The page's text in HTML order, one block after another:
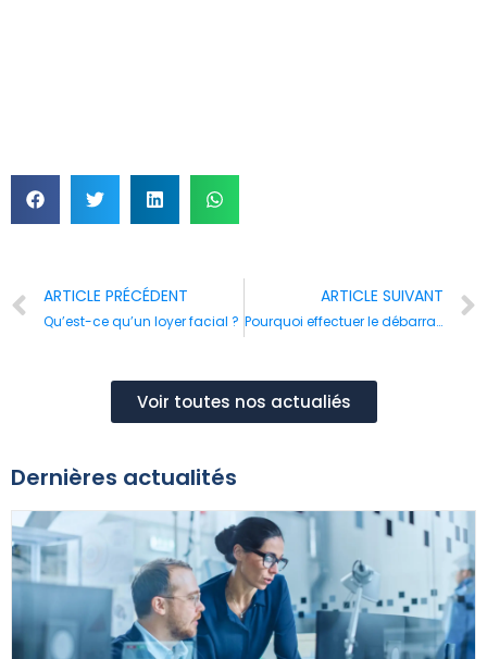
ARTICLE PRÉCÉDENT
Qu’est-ce qu’un loyer facial ?
ARTICLE SUIVANT
Pourquoi effectuer le débarras d’une maison avant de la mettre en vente ?
Voir toutes nos actualiés
Dernières actualités